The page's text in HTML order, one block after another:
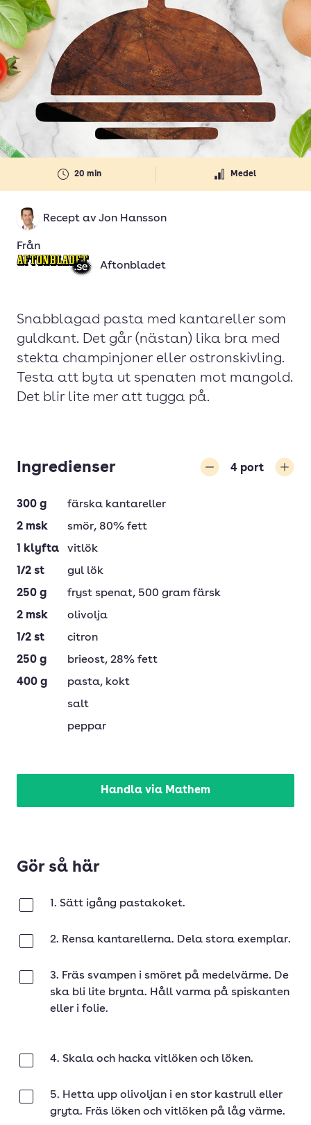
20 min Medel
Recept av Jon Hansson
Från
Aftonbladet
Snabblagad pasta med kantareller som
guldkant. Det går (nästan) lika bra med
stekta champinjoner eller ostronskivling.
Testa att byta ut spenaten mot mangold.
Det blir lite mer att tugga på.
Ingredienser 4 port
300 g
färska kantareller
2 msk smör, 80% fett
1
klyfta
vitlök
1/2 st
gul lök
250 g fryst spenat, 500 gram färsk
2 msk
olivolja
1/2 st
citron
250 g brieost, 28% fett
400 g pasta, kokt
salt
peppar
Handla via Mathem
Gör så här
1. Sätt igång pastakoket.
2. Rensa kantarellerna. Dela stora exemplar.
3. Fräs svampen i smöret på medelvärme. De
ska bli lite brynta. Håll varma på spiskanten
eller i folie.
4. Skala och hacka vitlöken och löken.
5. Hetta upp olivoljan i en stor kastrull eller
gryta. Fräs löken och vitlöken på låg värme.